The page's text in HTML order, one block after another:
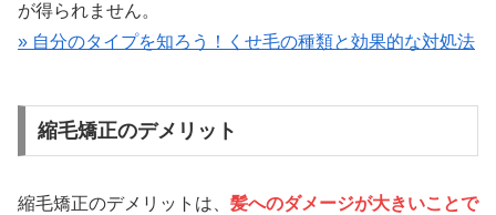
が得られません。
» 自分のタイプを知ろう！くせ毛の種類と効果的な対処法
縮毛矯正のデメリット
縮毛矯正のデメリットは、 髪へのダメージが大きいことで